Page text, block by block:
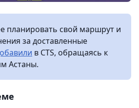
планировать свой маршрут и
за доставленные
в CTS, обращаясь к
Астаны.